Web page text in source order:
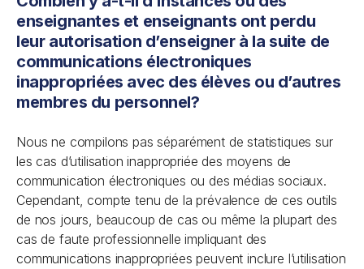
enseignantes et enseignants ont perdu
leur autorisation d’enseigner à la suite de
communications électroniques
inappropriées avec des élèves ou d’autres
membres du personnel?
Nous ne compilons pas séparément de statistiques sur
les cas d’utilisation inappropriée des moyens de
communication électroniques ou des médias sociaux.
Cependant, compte tenu de la prévalence de ces outils
de nos jours, beaucoup de cas ou même la plupart des
cas de faute professionnelle impliquant des
communications inappropriées peuvent inclure l’utilisation